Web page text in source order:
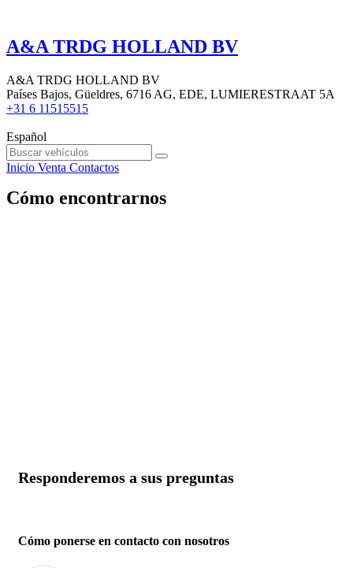
A&A TRDG HOLLAND BV
A&A TRDG HOLLAND BV
Países Bajos, Güeldres, 6716 AG, EDE, LUMIERESTRAAT 5A
+31 6 11515515
Español
Inicio Venta Contactos
Cómo encontrarnos
Responderemos a sus preguntas
Cómo ponerse en contacto con nosotros